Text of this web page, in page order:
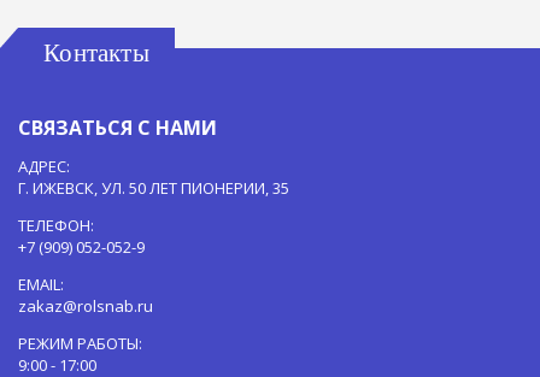
Контакты
СВЯЗАТЬСЯ С НАМИ
АДРЕС:
Г. ИЖЕВСК, УЛ. 50 ЛЕТ ПИОНЕРИИ, 35
ТЕЛЕФОН:
+7 (909) 052-052-9
EMAIL:
zakaz@rolsnab.ru
РЕЖИМ РАБОТЫ:
9:00 - 17:00